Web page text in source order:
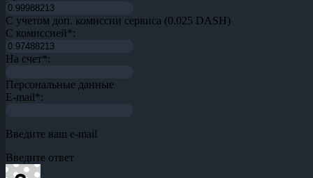
С учетом доп. комиссии сервиса (0.025 DASH)
С комиссией*:
На счет*:
Персональные данные
E-mail*:
Введите ваш e-mail
Введите ответ